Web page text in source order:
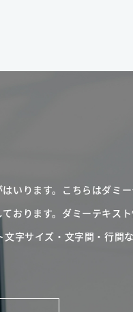
いります。こちらはダミ
おります。ダミーテキス
文字サイズ・文字間・行間